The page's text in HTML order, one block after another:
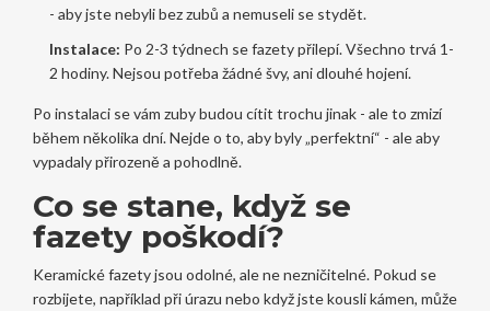
- aby jste nebyli bez zubů a nemuseli se stydět.
Instalace: Po 2-3 týdnech se fazety přilepí. Všechno trvá 1-
2 hodiny. Nejsou potřeba žádné švy, ani dlouhé hojení.
Po instalaci se vám zuby budou cítit trochu jinak - ale to zmizí
během několika dní. Nejde o to, aby byly „perfektní“ - ale aby
vypadaly přirozeně a pohodlně.
Co se stane, když se
fazety poškodí?
Keramické fazety jsou odolné, ale ne nezničitelné. Pokud se
rozbijete, například při úrazu nebo když jste kousli kámen, může